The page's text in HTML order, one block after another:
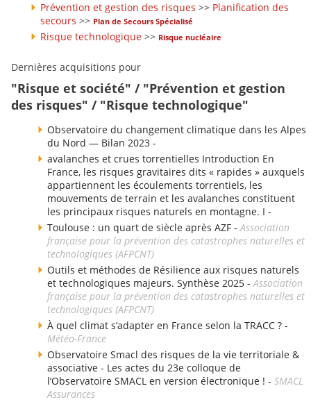
Prévention et gestion des risques >> Planification des
secours >> Plan de Secours Spécialisé
Risque technologique >> Risque nucléaire
Dernières acquisitions pour
"Risque et société" / "Prévention et gestion
des risques" / "Risque technologique"
Observatoire du changement climatique dans les Alpes
du Nord — Bilan 2023 -
avalanches et crues torrentielles Introduction En
France, les risques gravitaires dits « rapides » auxquels
appartiennent les écoulements torrentiels, les
mouvements de terrain et les avalanches constituent
les principaux risques naturels en montagne. I -
Toulouse : un quart de siècle après AZF - Association
française pour la prévention des catastrophes naturelles et
technologiques (AFPCNT)
Outils et méthodes de Résilience aux risques naturels
et technologiques majeurs. Synthèse 2025 - Association
française pour la prévention des catastrophes naturelles et
technologiques (AFPCNT)
À quel climat s’adapter en France selon la TRACC ? -
Météo-France
Observatoire Smacl des risques de la vie territoriale &
associative - Les actes du 23e colloque de
l’Observatoire SMACL en version électronique ! - SMACL
Assurances